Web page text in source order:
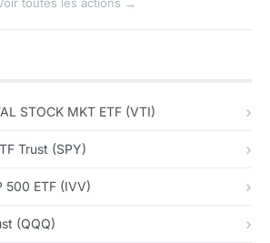
STOCK MKT ETF (VTI)
Trust (SPY)
500 ETF (IVV)
(QQQ)